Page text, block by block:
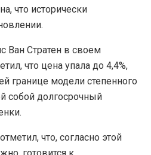
что исторически
Ван Стратен в своем
что цена упала до 4,4%,
границе модели степенного
собой долгосрочный
что, согласно этой